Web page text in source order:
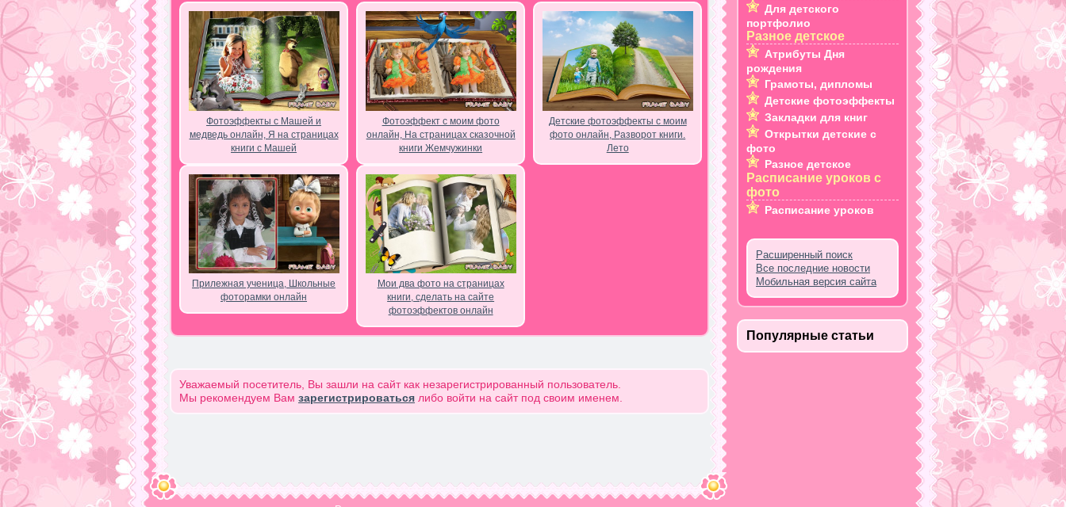
Фотоэффекты с Машей и
медведь онлайн, Я на страницах
книги с Машей
Фотоэффект с моим фото
онлайн, На страницах сказочной
книги Жемчужинки
Детские фотоэффекты с моим
фото онлайн, Разворот книги.
Лето
Прилежная ученица, Школьные
фоторамки онлайн
Мои два фото на страницах
книги, сделать на сайте
фотоэффектов онлайн
Уважаемый посетитель, Вы зашли на сайт как незарегистрированный пользователь.
Мы рекомендуем Вам зарегистрироваться либо войти на сайт под своим именем.
Для детского
портфолио
Разное детское
Атрибуты Дня
рождения
Грамоты, дипломы
Детские фотоэффекты
Закладки для книг
Открытки детские с
фото
Разное детское
Расписание уроков с
фото
Расписание уроков
Расширенный поиск
Все последние новости
Мобильная версия сайта
Популярные статьи